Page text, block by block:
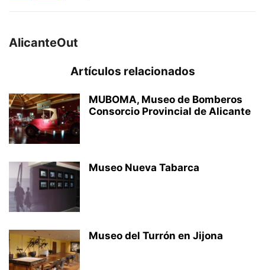
AlicanteOut
Artículos relacionados
MUBOMA, Museo de Bomberos
Consorcio Provincial de Alicante
Museo Nueva Tabarca
Museo del Turrón en Jijona